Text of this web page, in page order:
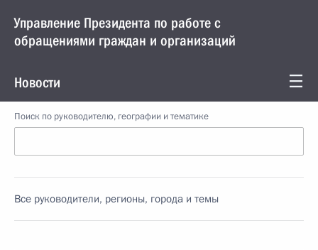
Управление Президента по работе с
обращениями граждан и организаций
Новости
Поиск по руководителю, географии и тематике
Все руководители, регионы, города и темы